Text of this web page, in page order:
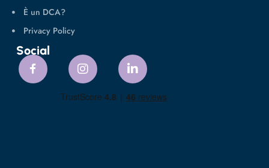
È un DCA?
Privacy Policy
Social